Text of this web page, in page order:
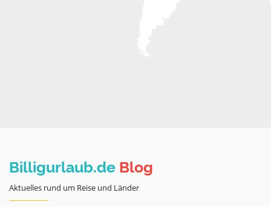
Billigurlaub.de Blog
Aktuelles rund um Reise und Länder